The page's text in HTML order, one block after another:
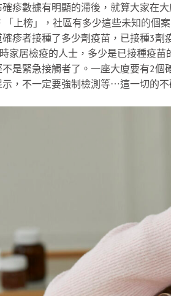
疹數據有明顯的滯後，就算大家在
「上榜」，社區有多少這些未知的個
疹者接種了多少劑疫苗，已接種3
家居檢疫的人士，多少是已接種疫
不是緊急接觸者了。一座大廈要有2
，不一定要強制檢測等⋯這一切的不